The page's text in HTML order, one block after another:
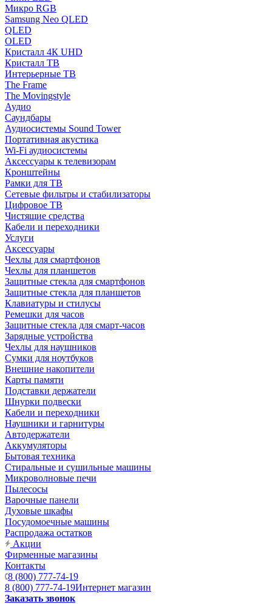
Микро RGB
Samsung Neo QLED
QLED
OLED
Кристалл 4К UHD
Кристалл ТВ
Интерьерные ТВ
The Frame
The Movingstyle
Аудио
Саундбары
Аудиосистемы Sound Tower
Портативная акустика
Wi-Fi аудиосистемы
Аксессуары к телевизорам
Кронштейны
Рамки для ТВ
Сетевые фильтры и стабилизаторы
Цифровое ТВ
Чистящие средства
Кабели и переходники
Услуги
Аксессуары
Чехлы для смартфонов
Чехлы для планшетов
Защитные стекла для смартфонов
Защитные стекла для планшетов
Клавиатуры и стилусы
Ремешки для часов
Защитные стекла для смарт-часов
Зарядные устройства
Чехлы для наушников
Сумки для ноутбуков
Внешние накопители
Карты памяти
Подставки держатели
Шнурки подвески
Кабели и переходники
Наушники и гарнитуры
Автодержатели
Аккумуляторы
Бытовая техника
Стиральные и сушильные машины
Микроволновые печи
Пылесосы
Варочные панели
Духовые шкафы
Посудомоечные машины
Распродажа остатков
Акции
Фирменные магазины
Контакты
8 (800) 777-74-19
8 (800) 777-74-19Интернет магазин
Заказать звонок